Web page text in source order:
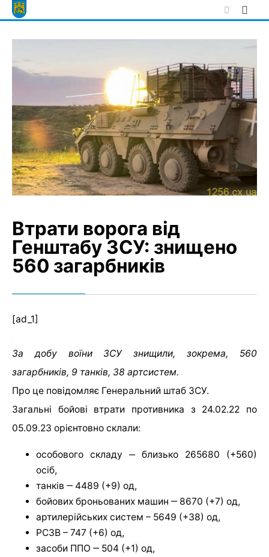
Skip
to
Втрати ворога від
Генштабу ЗСУ: знищено
560 загарбників
[ad_1]
За добу воїни ЗСУ знищили, зокрема, 560
загарбників, 9 танків, 38 артсистем.
Про це повідомляє Генеральний штаб ЗСУ.
Загальні бойові втрати противника з 24.02.22 по
05.09.23 орієнтовно склали:
особового складу ‒ близько 265680 (+560)
осіб,
танків ‒ 4489 (+9) од,
бойових броньованих машин ‒ 8670 (+7) од,
артилерійських систем – 5649 (+38) од,
РСЗВ – 747 (+6) од,
засоби ППО ‒ 504 (+1) од,